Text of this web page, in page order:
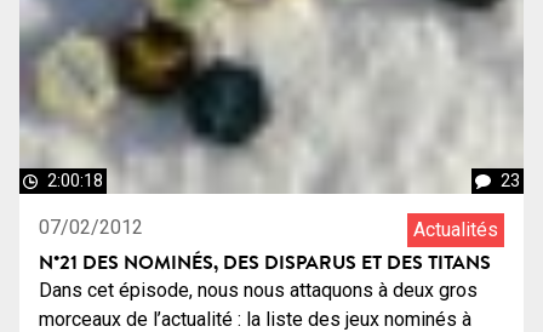
2:00:18 23
07/02/2012 Actualités
N°21 DES NOMINÉS, DES DISPARUS ET DES TITANS
Dans cet épisode, nous nous attaquons à deux gros
morceaux de l’actualité : la liste des jeux nominés à